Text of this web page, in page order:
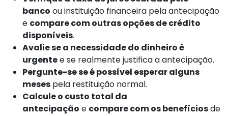
banco ou instituição financeira pela antecipação
e compare com outras opções de crédito
disponíveis.
Avalie se a necessidade do dinheiro é
urgentee se realmente justifica a antecipação.
Pergunte-se se é possível esperar alguns
meses pela restituição normal.
Calcule o custo total da
antecipação e compare com os benefíciosde